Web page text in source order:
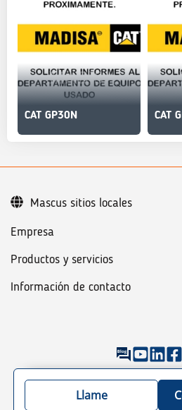
CAT GP30N CAT
Empresa
Productos y servicios
Información de contacto
©2026 Mascus
Política de
Mascus sitios locales
Llame